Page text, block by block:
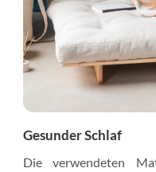
Gesunder Schlaf
Die verwendeten